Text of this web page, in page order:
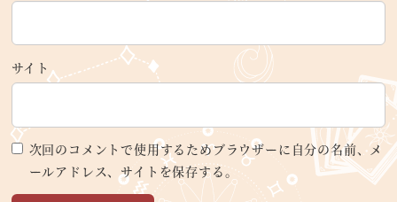
サイト
次回のコメントで使用するためブラウザーに自分の名前、メ
ールアドレス、サイトを保存する。